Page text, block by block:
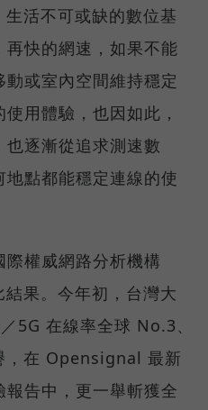
活不可或缺的數位基
快的網速，如果不能
或室內空間維持穩定
用體驗，也因如此，
逐漸從追求測速數
點都能穩定連線的使
權威網路分析機構
果。今年初，台灣大
5G 在線率全球 No.3、
，在 Opensignal 最新
告中，更一舉斬獲全